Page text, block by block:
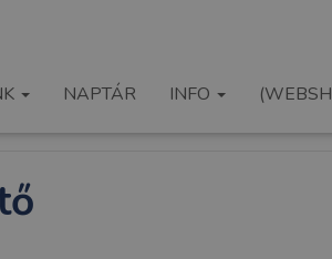
NAPTÁR INFO